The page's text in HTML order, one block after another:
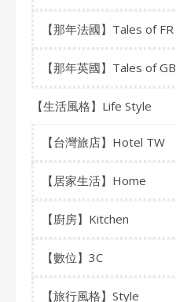
【那年法國】Tales of FR
【那年英國】Tales of GB
【生活風格】Life Style
【台灣旅店】Hotel TW
【居家生活】Home
【廚房】Kitchen
【數位】3C
【旅行風格】Style